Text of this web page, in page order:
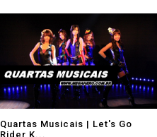
Quartas Musicais | Let's Go
Rider K...